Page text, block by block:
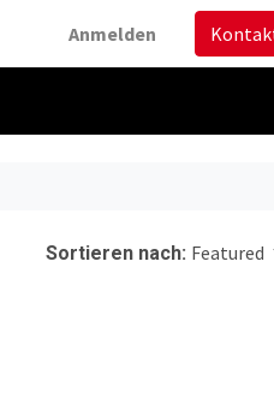
Anmelden
Sortieren nach: Featured